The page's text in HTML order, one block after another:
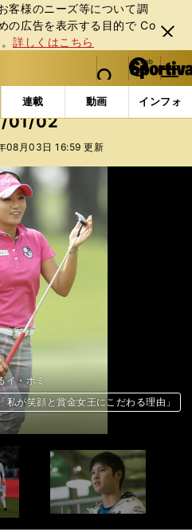
客様のニーズ等について調
の広告を表⽰する⽬的で Co
詳しくはこちら
閉じ
る
web Sportiva (webスポルティーバ)
検索
マイペ
ー
ジ
メニュ
連載 動画 インフォ
コラムフォト コラムフォト
01/02
08月03日 16:59 更新
イ・ボミ
私が笑顔と賞金女王にこだわる理由」
超。ＳＮＳの人気者Ｃ・ロナウド
「15勝、20本塁打は達成したい」